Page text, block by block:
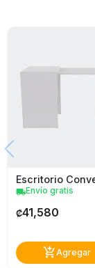
local_shippingEnvío gratis
₡41,580
add_shopping_cartAgregar